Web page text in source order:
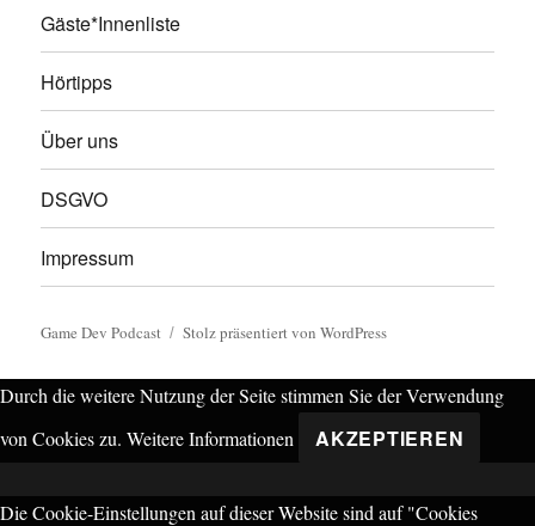
Gäste*Innenliste
Hörtipps
Über uns
DSGVO
Impressum
Game Dev Podcast Stolz präsentiert von WordPress
Durch die weitere Nutzung der Seite stimmen Sie der Verwendung
von Cookies zu. Weitere Informationen AKZEPTIEREN
Die Cookie-Einstellungen auf dieser Website sind auf "Cookies